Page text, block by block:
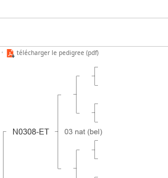
• télécharger le pedigree (pdf)